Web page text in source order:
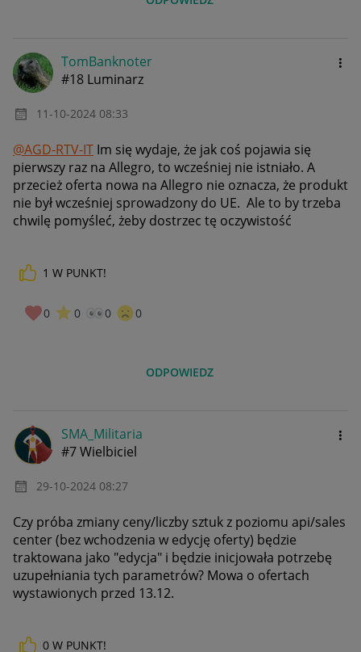
TomBanknoter
#18 Luminarz
‎11-10-2024 08:33
@AGD-RTV-IT Im się wydaje, że jak coś pojawia się
pierwszy raz na Allegro, to wcześniej nie istniało. A
przecież oferta nowa na Allegro nie oznacza, że produkt
nie był wcześniej sprowadzony do UE. Ale to by trzeba
chwilę pomyśleć, żeby dostrzec tę oczywistość
1 W PUNKT!
0 0 0 0
ODPOWIEDZ
SMA_Militaria
#7 Wielbiciel
‎29-10-2024 08:27
Czy próba zmiany ceny/liczby sztuk z poziomu api/sales
center (bez wchodzenia w edycję oferty) będzie
traktowana jako "edycja" i będzie inicjowała potrzebę
uzupełniania tych parametrów? Mowa o ofertach
wystawionych przed 13.12.
0 W PUNKT!